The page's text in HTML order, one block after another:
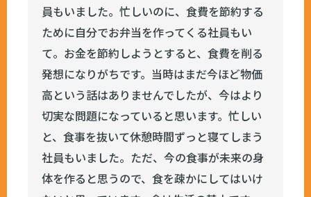
員もいました。忙しいのに、食費を節約する
ために自分でお弁当を作ってくる社員もい
て。お金を節約しようとすると、食費を削る
発想になりがちです。当時はまだ今ほど物価
高という話はありませんでしたが、今はより
切実な問題になっていると思います。忙しい
と、食事を抜いて休憩時間ずっと寝てしまう
社員もいました。ただ、今の食事が未来の身
体を作ると思うので、食を疎かにしてはいけ